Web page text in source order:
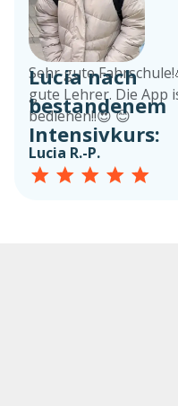
Lucia nach
bestandenem
Intensivkurs:
Sehr gute
gute Lehrer. Die App
bedienen!!😍 😊
Lucia R.-P.